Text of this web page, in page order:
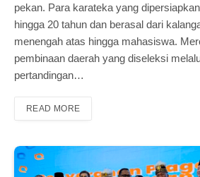
pekan. Para karateka yang
hingga 20 tahun dan berasal dari
menengah atas hingga mahasiswa.
pembinaan daerah yang diseleksi
pertandingan…
READ MORE